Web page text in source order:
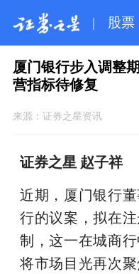
| 股票
厦门银行步入调整
营指标待修复
来源： 证券之星资讯
证券之星 赵子祥
近期，厦门银行
行的议案，拟在
制，这一在城商
将市场目光再次